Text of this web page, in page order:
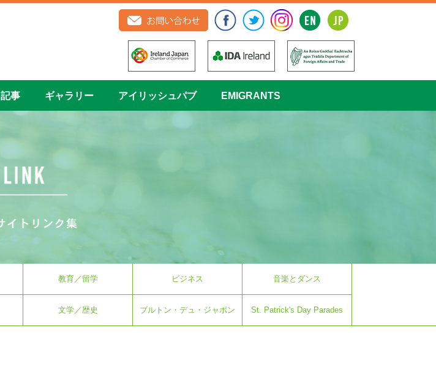
記事 ギャラリー アイリッシュパブ EMIGRANTS
教育／留学 ビジネス 音楽とダンス
文学／歴史 ブルトン・デュ・ジャポン St. Patrick's Day Parades